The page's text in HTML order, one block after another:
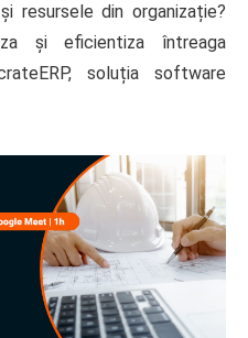
resursele din organizație?
și eficientiza întreaga
soluția software